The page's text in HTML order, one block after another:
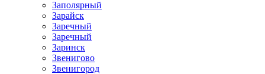
Заполярный
Зарайск
Заречный
Заречный
Заринск
Звенигово
Звенигород